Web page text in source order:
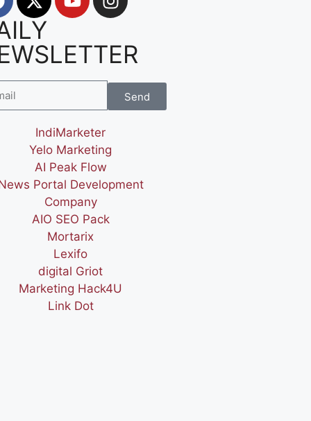
Send
IndiMarketer
Yelo Marketing
AI Peak Flow
Portal Development
Company
AIO SEO Pack
Mortarix
Lexifo
digital Griot
Marketing Hack4U
Link Dot